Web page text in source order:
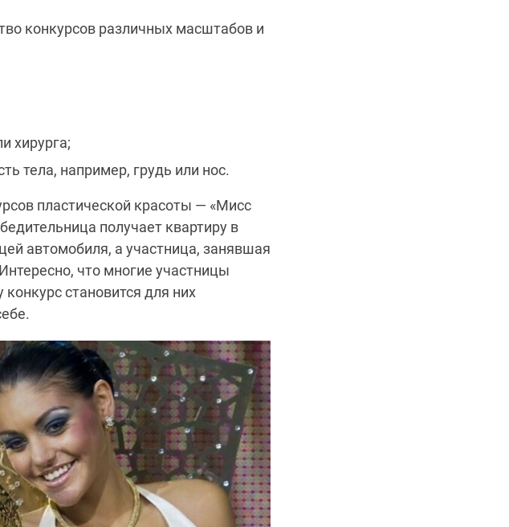
конкурсов различных масштабов и
хирурга;
тела, например, грудь или нос.
пластической красоты — «Мисс
получает квартиру в
автомобиля, а участница, занявшая
что многие участницы
становится для них